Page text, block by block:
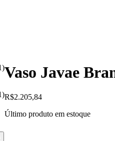
Vaso Javae
R$2.205,84
Último produto em estoque